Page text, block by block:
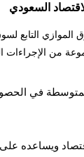
السعودي
التابع
من الإجراءات
في
ويساعده